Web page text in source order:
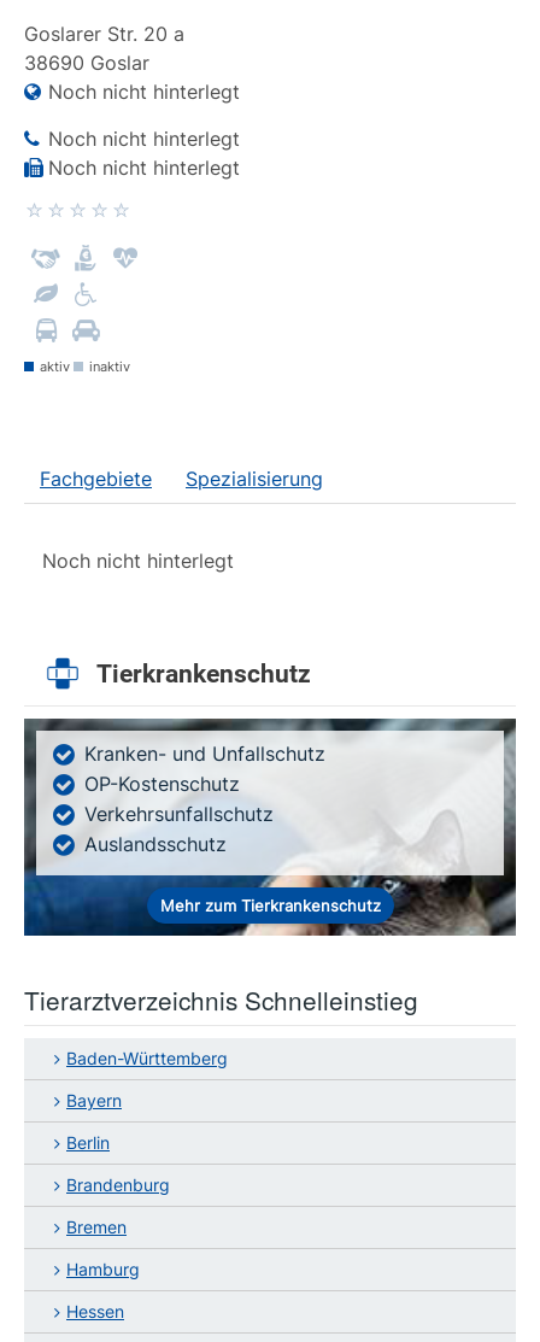
Goslarer Str. 20 a
38690 Goslar
Noch nicht hinterlegt
Noch nicht hinterlegt
Noch nicht hinterlegt
aktiv inaktiv
Fachgebiete Spezialisierung
Noch nicht hinterlegt
Tierkrankenschutz
Kranken- und Unfallschutz
OP-Kostenschutz
Verkehrsunfallschutz
Auslandsschutz
Mehr zum Tierkrankenschutz
Tierarztverzeichnis Schnelleinstieg
Baden-Württemberg
Bayern
Berlin
Brandenburg
Bremen
Hamburg
Hessen